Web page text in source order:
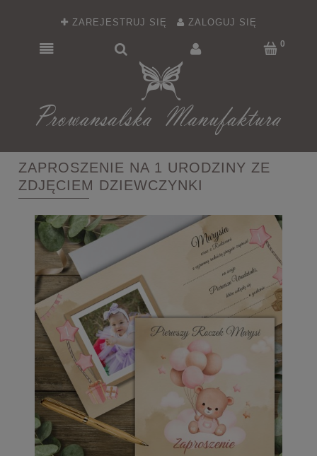
ZAREJESTRUJ SIĘ ZALOGUJ SIĘ
ZAPROSZENIE NA 1 URODZINY ZE
ZDJĘCIEM DZIEWCZYNKI